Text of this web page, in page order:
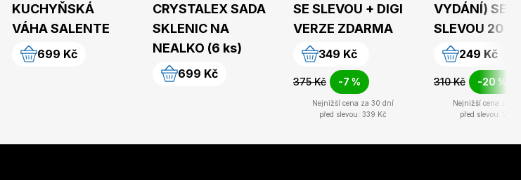
KUCHYŇSKÁ
VÁHA SALENTE
699 Kč
CRYSTALEX SADA
SKLENIC NA
NEALKO (6 ks)
699 Kč
SE SLEVOU + DIGI
VERZE ZDARMA
349 Kč
-7 %
375 Kč
Nejnižší cena za 30 dní
před slevou: 339 Kč
VYDÁNÍ) SE
SLEVOU 20 %
249 Kč
-20 %
310 Kč
Nejnižší cena za
před slevou: 239